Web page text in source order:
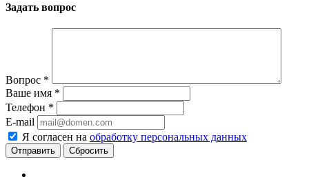
Задать вопрос
Вопрос *
Ваше имя *
Телефон *
E-mail
Я согласен на обработку персональных данных
Сбросить